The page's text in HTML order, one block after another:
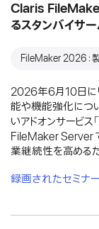
Claris
るスタンバイサ
FileMaker 2026：
2026年6月10日に
能や機能強化につ
いアドオンサービス
FileMaker Server
業継続性を高める
録画されたセミナ